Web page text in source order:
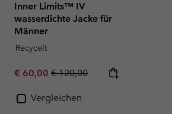
Inner Limits™ IV
wasserdichte Jacke für
Männer
Recycelt
Sale price:
€ 60,00 Regular price:
€ 120,00
Vergleichen